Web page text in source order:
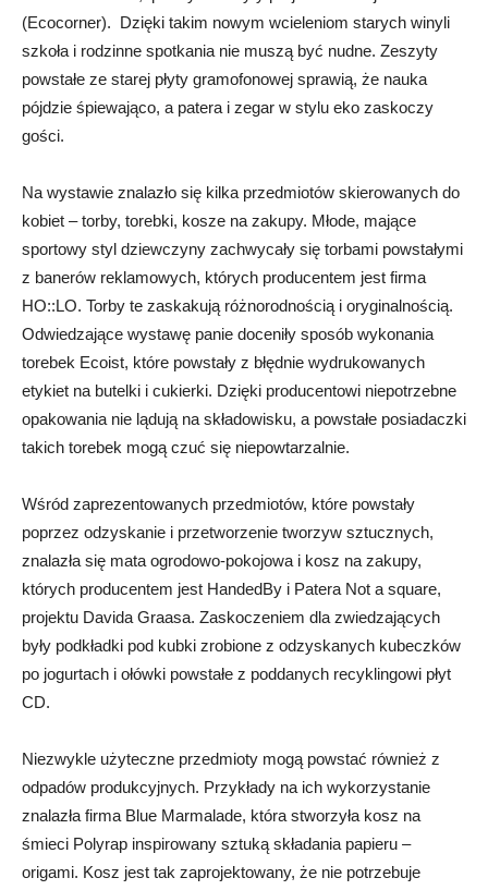
(Ecocorner). Dzięki takim nowym wcieleniom starych winyli
szkoła i rodzinne spotkania nie muszą być nudne. Zeszyty
powstałe ze starej płyty gramofonowej sprawią, że nauka
pójdzie śpiewająco, a patera i zegar w stylu eko zaskoczy
gości.
Na wystawie znalazło się kilka przedmiotów skierowanych do
kobiet – torby, torebki, kosze na zakupy. Młode, mające
sportowy styl dziewczyny zachwycały się torbami powstałymi
z banerów reklamowych, których producentem jest firma
HO::LO. Torby te zaskakują różnorodnością i oryginalnością.
Odwiedzające wystawę panie doceniły sposób wykonania
torebek Ecoist, które powstały z błędnie wydrukowanych
etykiet na butelki i cukierki. Dzięki producentowi niepotrzebne
opakowania nie lądują na składowisku, a powstałe posiadaczki
takich torebek mogą czuć się niepowtarzalnie.
Wśród zaprezentowanych przedmiotów, które powstały
poprzez odzyskanie i przetworzenie tworzyw sztucznych,
znalazła się mata ogrodowo-pokojowa i kosz na zakupy,
których producentem jest HandedBy i Patera Not a square,
projektu Davida Graasa. Zaskoczeniem dla zwiedzających
były podkładki pod kubki zrobione z odzyskanych kubeczków
po jogurtach i ołówki powstałe z poddanych recyklingowi płyt
CD.
Niezwykle użyteczne przedmioty mogą powstać również z
odpadów produkcyjnych. Przykłady na ich wykorzystanie
znalazła firma Blue Marmalade, która stworzyła kosz na
śmieci Polyrap inspirowany sztuką składania papieru –
origami. Kosz jest tak zaprojektowany, że nie potrzebuje